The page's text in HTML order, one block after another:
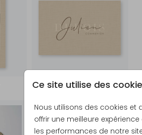
Ce site utilise des
Nous utilisons des cookies et
offrir une meilleure
les performances de notre